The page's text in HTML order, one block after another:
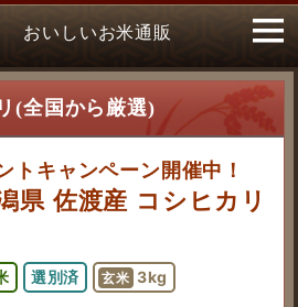
おいしいお米通販
(全国から厳選)
トキャンペーン開催中！
県 佐渡産 コシヒカリ
選別済 玄米 3kg